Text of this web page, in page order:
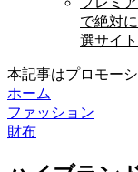
で絶対
選サイ
本記事はプロモー
ホーム
ファッション
財布